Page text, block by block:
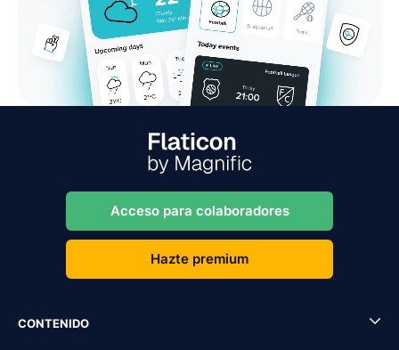
Acceso para colaboradores
Hazte premium
CONTENIDO